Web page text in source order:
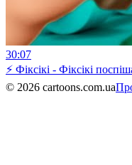
30:07
⚡ Фіксікі - Фіксікі
© 2026 cartoons.com.ua